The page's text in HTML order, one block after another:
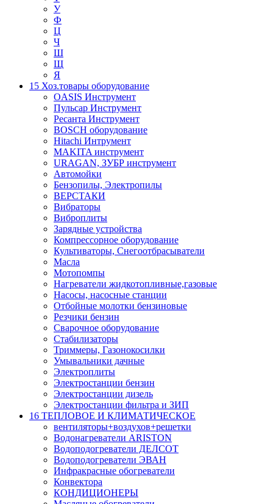
У
Ф
Ц
Ч
Ш
Щ
Я
15 Хоз.товары оборудование
OASIS Инструмент
Пульсар Инструмент
Ресанта Инструмент
BOSCH оборудование
Hitachi Интрумент
MAKITA инструмент
URAGAN, ЗУБР инструмент
Автомойки
Бензопилы, Электропилы
ВЕРСТАКИ
Вибраторы
Виброплиты
Зарядные устройства
Компрессорное оборудование
Культиваторы, Снегоотбрасыватели
Масла
Мотопомпы
Нагреватели жидкотопливные,газовые
Насосы, насосные станции
Отбойные молотки бензиновые
Резчики бензин
Сварочное оборудование
Стабилизаторы
Триммеры, Газонокосилки
Умывальники дачные
Электроплиты
Электростанции бензин
Электростанции дизель
Электростанции фильтра и ЗИП
16 ТЕПЛОВОЕ И КЛИМАТИЧЕСКОЕ
вентиляторы+воздухов+решетки
Водонагреватели ARISTON
Водоподогреватели ДЕЛСОТ
Водоподогреватели ЭВАН
Инфракрасные обогреватели
Конвектора
КОНДИЦИОНЕРЫ